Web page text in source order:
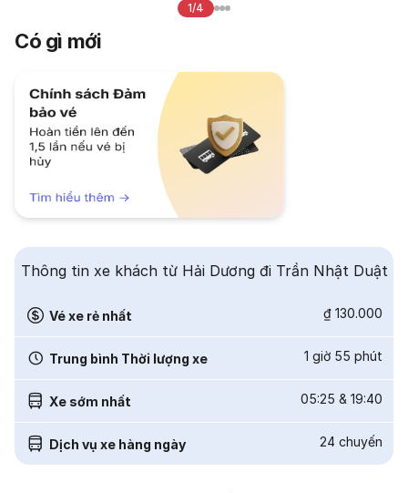
1/4
Có gì mới
Thông tin xe khách từ Hải Dương đi Trần Nhật Duật
Vé xe rẻ nhất ₫ 130.000
Trung bình Thời lượng xe 1 giờ 55 phút
Xe sớm nhất 05:25 & 19:40
Dịch vụ xe hàng ngày 24 chuyến